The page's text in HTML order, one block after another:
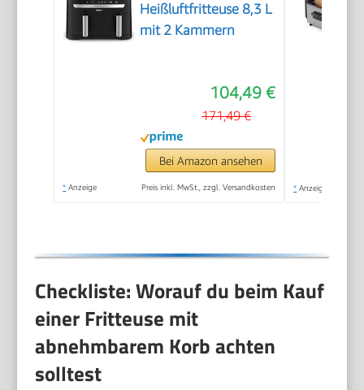
Heißluftfritteuse 8,3 L
mit 2 Kammern
104,49 €
171,49 €
Bei Amazon ansehen
* Anzeige Preis inkl. MwSt., zzgl. Versandkosten * Anzeige
Checkliste: Worauf du beim Kauf
einer Fritteuse mit
abnehmbarem Korb achten
solltest